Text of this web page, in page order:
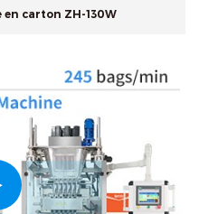
carton ZH-130W